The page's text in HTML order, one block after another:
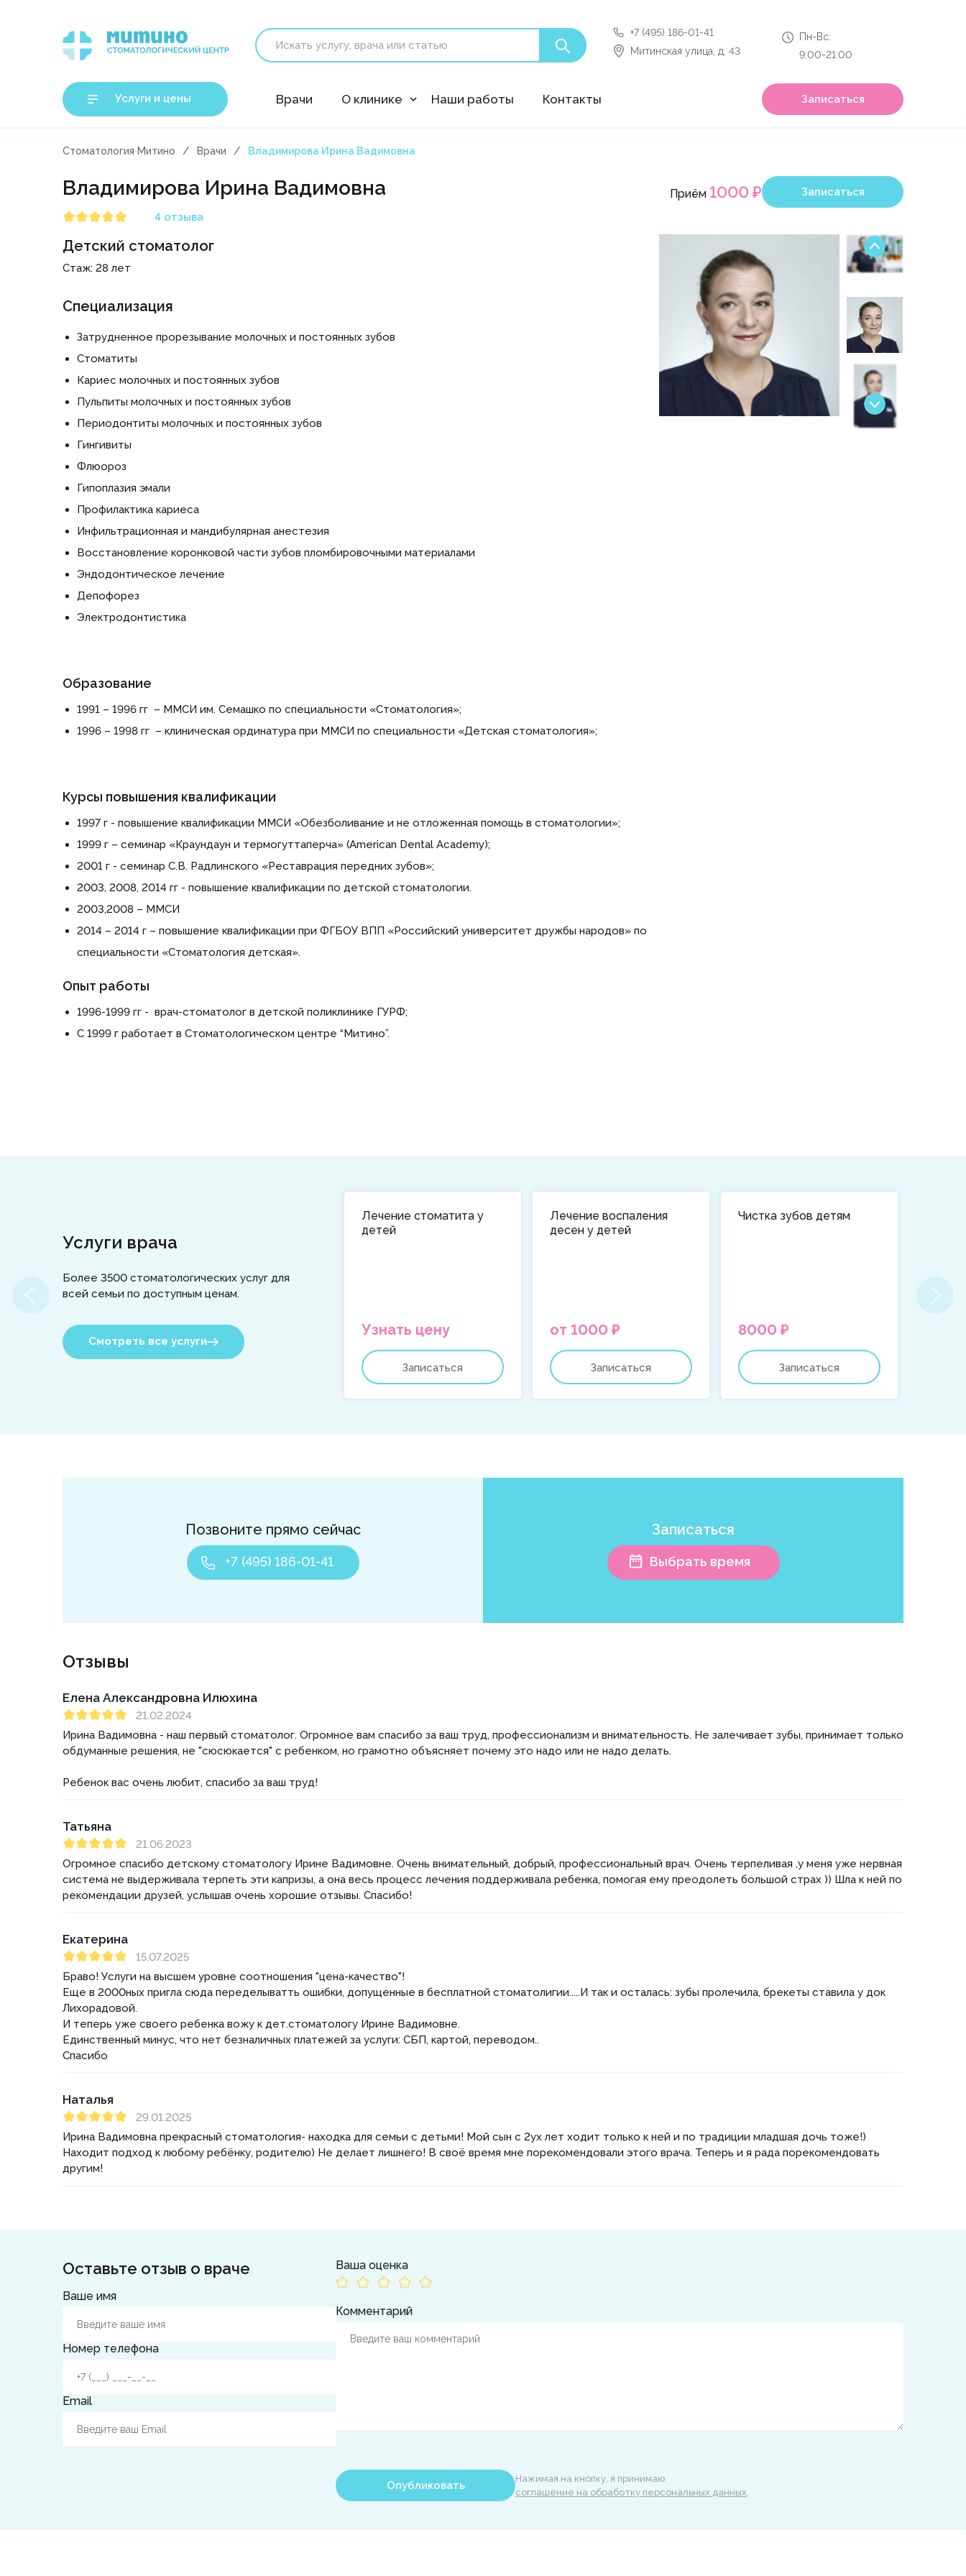
'polyclin:shedule.record' is not a component
+7 (495) 186-01-41
Митинская улица, д. 43
Пн-Вс:
9:00-21:00
Услуги и цены Врачи О клинике Наши работы Контакты Записаться
Стоматология Митино Врачи Владимирова Ирина Вадимовна
Приём 1000 ₽ Записаться
Владимирова Ирина Вадимовна
4 отзыва
Детский стоматолог
Стаж: 28 лет
Специализация
Затрудненное прорезывание молочных и постоянных зубов
Стоматиты
Кариес молочных и постоянных зубов
Пульпиты молочных и постоянных зубов
Периодонтиты молочных и постоянных зубов
Гингивиты
Флюороз
Гипоплазия эмали
Профилактика кариеса
Инфильтрационная и мандибулярная анестезия
Восстановление коронковой части зубов пломбировочными материалами
Эндодонтическое лечение
Депофорез
Электродонтистика
Образование
1991 – 1996 гг – ММСИ им. Семашко по специальности «Стоматология»;
1996 – 1998 гг – клиническая ординатура при ММСИ по специальности «Детская стоматология»;
Курсы повышения квалификации
1997 г - повышение квалификации ММСИ «Обезболивание и не отложенная помощь в стоматологии»;
1999 г – семинар «Краундаун и термогуттаперча» (American Dental Academy);
2001 г - семинар С.В. Радлинского «Реставрация передних зубов»;
2003, 2008, 2014 гг - повышение квалификации по детской стоматологии.
2003,2008 – ММСИ
2014 – 2014 г – повышение квалификации при ФГБОУ ВПП «Российский университет дружбы народов» по
специальности «Стоматология детская».
Опыт работы
1996-1999 гг - врач-стоматолог в детской поликлинике ГУРФ;
С 1999 г работает в Стоматологическом центре “Митино”.
Услуги врача
Более 3500 стоматологических услуг для
всей семьи по доступным ценам.
Смотреть все услуги
Лечение стоматита у
детей
Узнать цену
Записаться
Лечение воспаления
десен у детей
от 1000 ₽
Записаться
Чистка зубов детям
8000 ₽
Записаться
Позвоните прямо сейчас
+7 (495) 186-01-41
Записаться
Выбрать время
Отзывы
Елена Александровна Илюхина
21.02.2024
Ирина Вадимовна - наш первый стоматолог. Огромное вам спасибо за ваш труд, профессионализм и внимательность. Не залечивает зубы, принимает только
обдуманные решения, не "сюсюкается" с ребенком, но грамотно объясняет почему это надо или не надо делать.
Ребенок вас очень любит, спасибо за ваш труд!
Татьяна
21.06.2023
Огромное спасибо детскому стоматологу Ирине Вадимовне. Очень внимательный, добрый, профессиональный врач. Очень терпеливая ,у меня уже нервная
система не выдерживала терпеть эти капризы, а она весь процесс лечения поддерживала ребенка, помогая ему преодолеть большой страх )) Шла к ней по
рекомендации друзей, услышав очень хорошие отзывы. Спасибо!
Екатерина
15.07.2025
Браво! Услуги на высшем уровне соотношения "цена-качество"!
Еще в 2000ных пригла сюда переделыватть ошибки, допущенные в бесплатной стоматолигии.....И так и осталась: зубы пролечила, брекеты ставила у док
Лихорадовой.
И теперь уже своего ребенка вожу к дет.стоматологу Ирине Вадимовне.
Единственный минус, что нет безналичных платежей за услуги: СБП, картой, переводом..
Спасибо
Наталья
29.01.2025
Ирина Вадимовна прекрасный стоматология- находка для семьи с детьми! Мой сын с 2ух лет ходит только к ней и по традиции младшая дочь тоже!)
Находит подход к любому ребёнку, родителю) Не делает лишнего! В своё время мне порекомендовали этого врача. Теперь и я рада порекомендовать
другим!
Оставьте отзыв о враче
Ваше имя
Номер телефона
Email
Ваша оценка
Комментарий
Опубликовать
Нажимая на кнопку, я принимаю
соглашение на обработку персональных данных.